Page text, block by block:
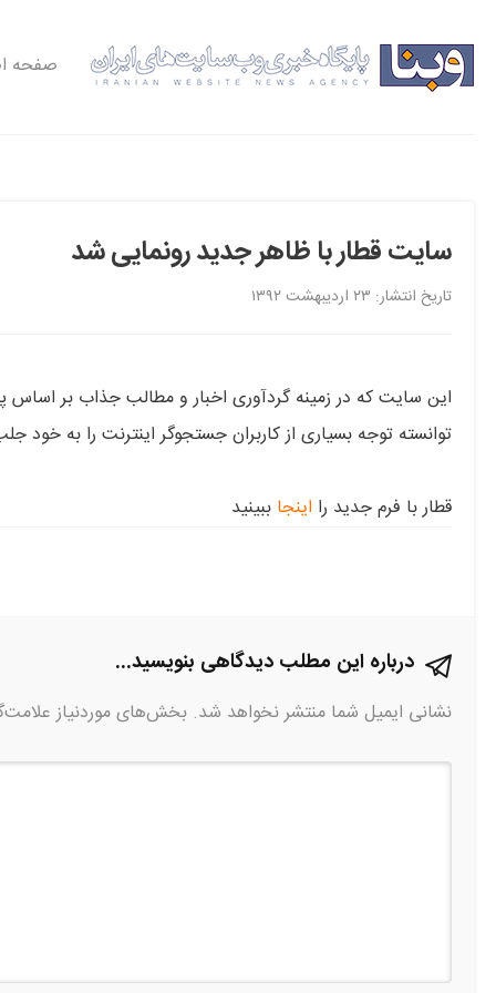
صفحه
سایت قطار با ظاهر جدید رونمایی شد
تاریخ انتشار: ۲۳ اردیبهشت ۱۳۹۲
توانسته توجه بسیاری از کاربران جستجوگر اینترنت را به خود
قطار با فرم جدید را اینجا ببینید
درباره این مطلب دیدگاهی بنویسید...
نشانی ایمیل شما منتشر نخواهد شد. بخش‌های موردنیاز